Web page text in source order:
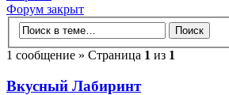
Форум закрыт
1 сообщение » Страница 1 из 1
Вкусный Лабиринт